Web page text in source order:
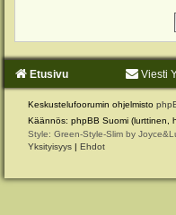
Etusivu Viesti
Keskustelufoorumin ohjelmisto
Käännös: phpBB Suomi (lurttinen,
Style: Green-Style-Slim by
Yksityisyys | Ehdot